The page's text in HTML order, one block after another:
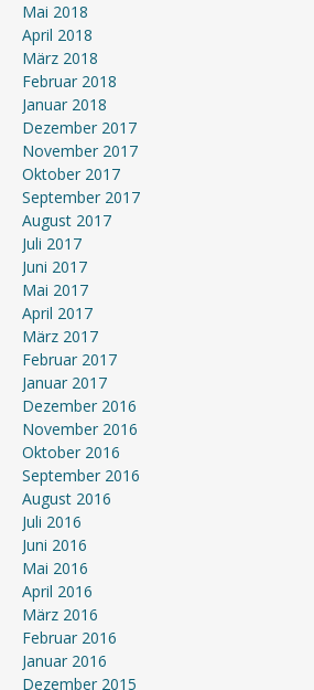
Mai 2018
April 2018
März 2018
Februar 2018
Januar 2018
Dezember 2017
November 2017
Oktober 2017
September 2017
August 2017
Juli 2017
Juni 2017
Mai 2017
April 2017
März 2017
Februar 2017
Januar 2017
Dezember 2016
November 2016
Oktober 2016
September 2016
August 2016
Juli 2016
Juni 2016
Mai 2016
April 2016
März 2016
Februar 2016
Januar 2016
Dezember 2015